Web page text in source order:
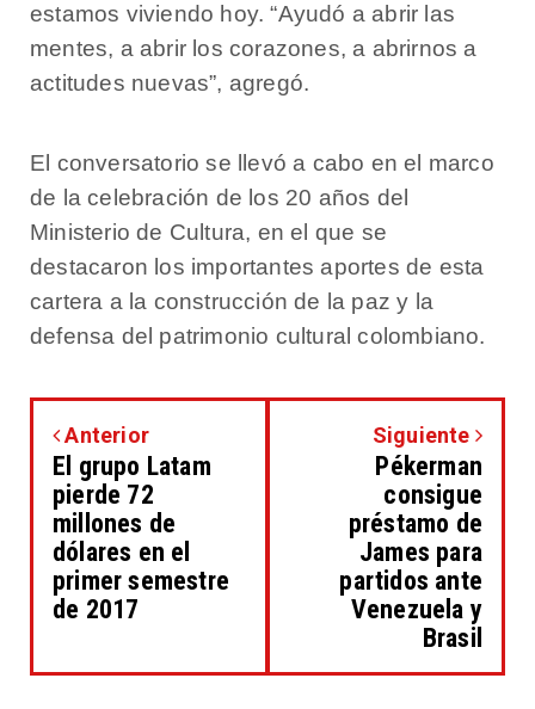
estamos viviendo hoy. “Ayudó a abrir las
mentes, a abrir los corazones, a abrirnos a
actitudes nuevas”, agregó.
El conversatorio se llevó a cabo en el marco
de la celebración de los 20 años del
Ministerio de Cultura, en el que se
destacaron los importantes aportes de esta
cartera a la construcción de la paz y la
defensa del patrimonio cultural colombiano.
Anterior
El grupo Latam
pierde 72
millones de
dólares en el
primer semestre
de 2017
Siguiente
Pékerman
consigue
préstamo de
James para
partidos ante
Venezuela y
Brasil